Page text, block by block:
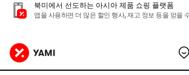
북미에서 선도하는 아시아 제품 쇼핑 플랫폼
앱을 사용하면 더 많은 할인 행사, 재고 정보 등을 얻을